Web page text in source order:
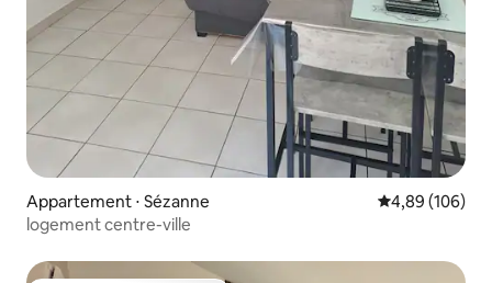
Appartement ⋅ Sézanne Évaluation
4,89 (106)
logement centre-ville